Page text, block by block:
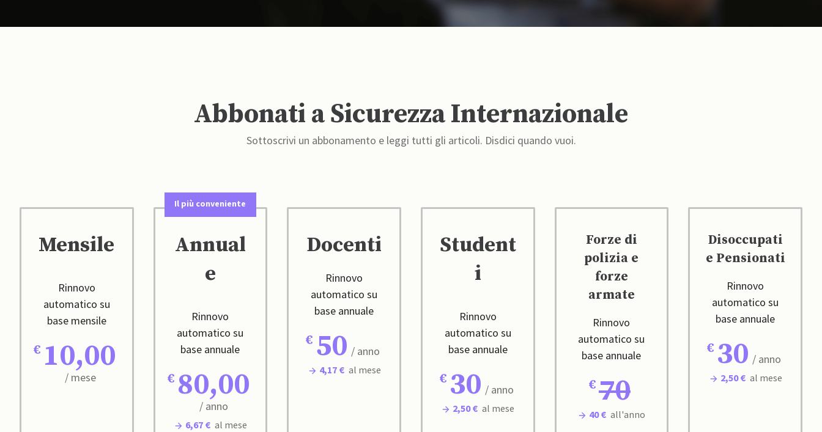
Abbonati a Sicurezza Internazionale
Sottoscrivi un abbonamento e leggi tutti gli articoli. Disdici quando vuoi.
Mensile
Rinnovo
automatico su
base mensile
10,00
/ mese
Il più conveniente
Annual
e
Rinnovo
automatico su
base annuale
80,00
/ anno
6,67 € al mese
Docenti
Rinnovo
automatico su
base annuale
50 / anno
4,17 € al mese
Student
i
Rinnovo
automatico su
base annuale
30 / anno
2,50 € al mese
Forze di
polizia e
forze
armate
Rinnovo
automatico su
base annuale
70
40 € all'anno
Disoccupati
e Pensionati
Rinnovo
automatico su
base annuale
30 / anno
2,50 € al mese